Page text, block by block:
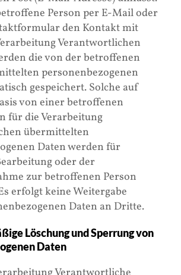
Person per E-Mail oder
den Kontakt mit
Verantwortlichen
die von der betroffenen
personenbezogenen
gespeichert. Solche auf
von einer betroffenen
für die Verarbeitung
übermittelten
Daten werden für
oder der
zur betroffenen Person
erfolgt keine Weitergabe
Daten an Dritte.
Löschung und Sperrung von
Daten